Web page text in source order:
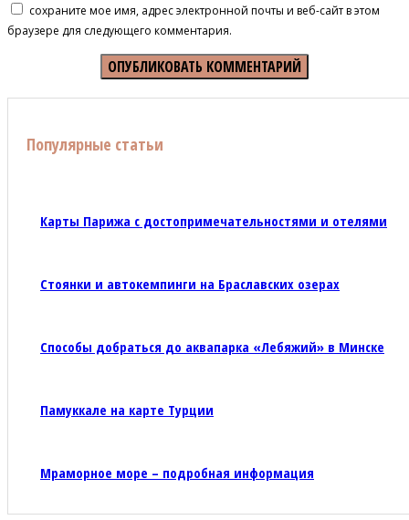
сохраните мое имя, адрес электронной почты и веб-сайт в этом
браузере для следующего комментария.
Популярные статьи
Карты Парижа с достопримечательностями и отелями
Стоянки и автокемпинги на Браславских озерах
Способы добраться до аквапарка «Лебяжий» в Минске
Памуккале на карте Турции
Мраморное море – подробная информация